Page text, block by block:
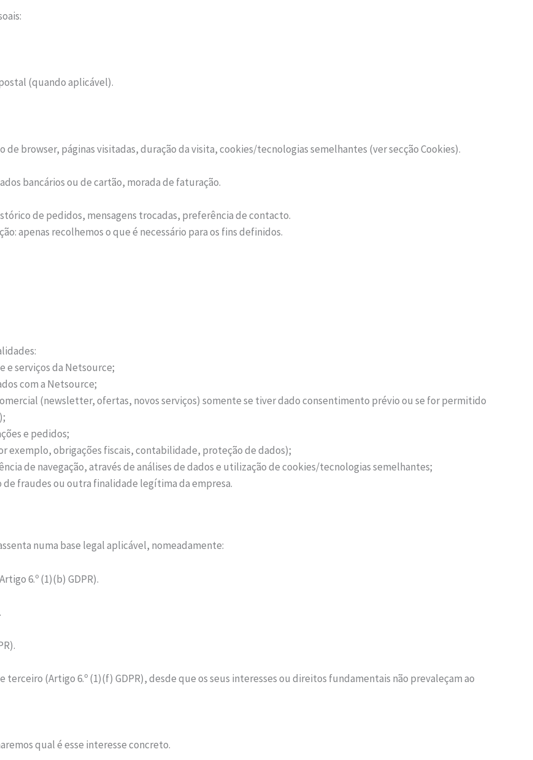
(quando aplicável).
de browser, páginas visitadas, duração da visita, cookies/tecnologias semelhantes (ver secção Cookies).
bancários ou de cartão, morada de faturação.
de pedidos, mensagens trocadas, preferência de contacto.
apenas recolhemos o que é necessário para os fins definidos.
e serviços da Netsource;
com a Netsource;
(newsletter, ofertas, novos serviços) somente se tiver dado consentimento prévio ou se for permitido
e pedidos;
exemplo, obrigações fiscais, contabilidade, proteção de dados);
de navegação, através de análises de dados e utilização de cookies/tecnologias semelhantes;
fraudes ou outra finalidade legítima da empresa.
numa base legal aplicável, nomeadamente:
6.º (1)(b) GDPR).
(Artigo 6.º (1)(f) GDPR), desde que os seus interesses ou direitos fundamentais não prevaleçam ao
qual é esse interesse concreto.